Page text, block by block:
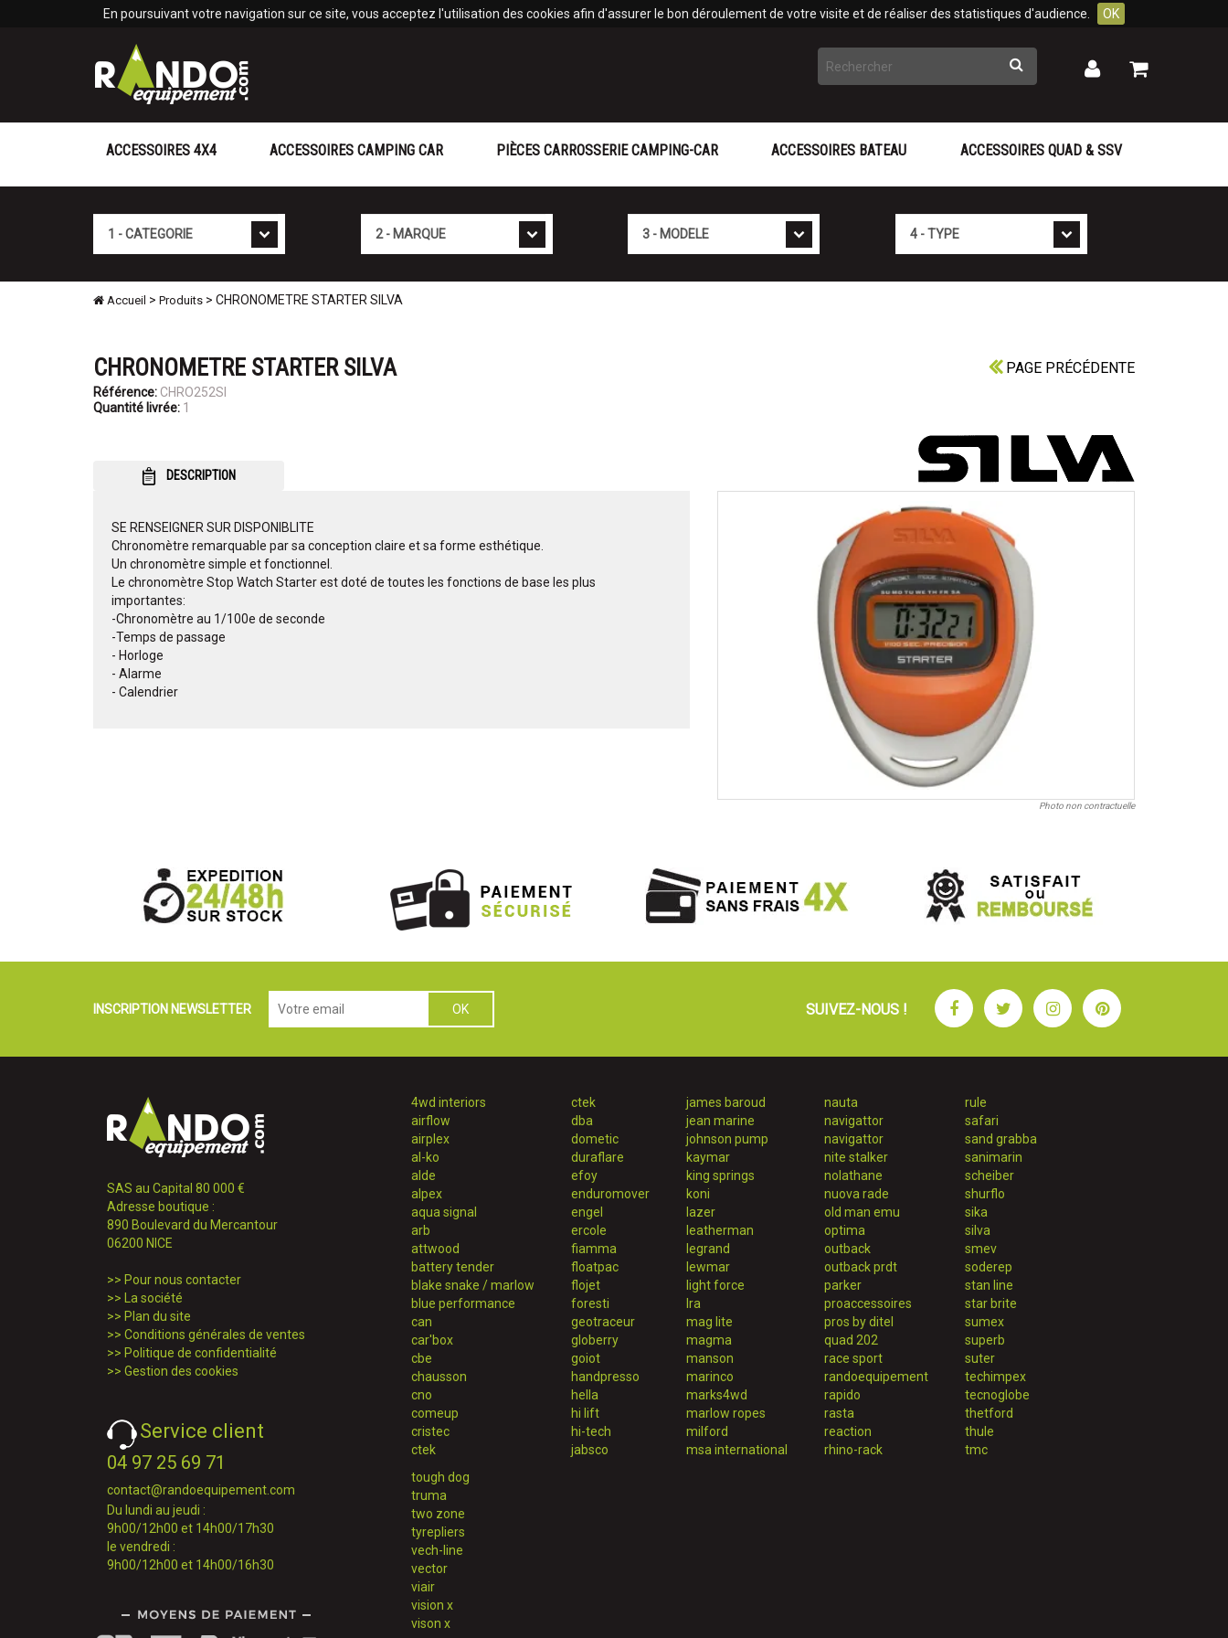
En poursuivant votre navigation sur ce site, vous acceptez l'utilisation des cookies afin d'assurer le bon déroulement de votre visite et de réaliser des statistiques d'audience. OK
Rechercher Mon
Mon
ACCESSOIRES 4X4 ACCESSOIRES CAMPING CAR PIÈCES CARROSSERIE CAMPING-CAR ACCESSOIRES BATEAU ACCESSOIRES QUAD & SSV
Accueil > Produits > CHRONOMETRE STARTER SILVA
PAGE PRÉCÉDENTE
CHRONOMETRE STARTER SILVA
Référence: CHRO252SI
Quantité livrée: 1
DESCRIPTION
SE RENSEIGNER SUR DISPONIBLITE
Chronomètre remarquable par sa conception claire et sa forme esthétique.
Un chronomètre simple et fonctionnel.
Le chronomètre Stop Watch Starter est doté de toutes les fonctions de base les plus
importantes:
-Chronomètre au 1/100e de seconde
-Temps de passage
- Horloge
- Alarme
- Calendrier
Photo non contractuelle
INSCRIPTION NEWSLETTER SUIVEZ-NOUS ! FacebookTwitterInstagramPinterest
SAS au Capital 80 000 €
Adresse boutique :
890 Boulevard du Mercantour
06200 NICE
>> Pour nous contacter
>>
La société
>> Plan du site
>> Conditions générales de ventes
>> Politique de confidentialité
>> Gestion des cookies
Service client
04 97 25 69 71
contact@randoequipement.com
Du lundi au jeudi :
9h00/12h00 et 14h00/17h30
le vendredi :
9h00/12h00 et 14h00/16h30
4wd interiors
airflow
airplex
al-ko
alde
alpex
aqua signal
arb
attwood
battery tender
blake snake / marlow
blue performance
can
car'box
cbe
chausson
cno
comeup
cristec
ctek
ctek
dba
dometic
duraflare
efoy
enduromover
engel
ercole
fiamma
floatpac
flojet
foresti
geotraceur
globerry
goiot
handpresso
hella
hi lift
hi-tech
jabsco
james baroud
jean marine
johnson pump
kaymar
king springs
koni
lazer
leatherman
legrand
lewmar
light force
lra
mag lite
magma
manson
marinco
marks4wd
marlow ropes
milford
msa international
nauta
navigattor
navigattor
nite stalker
nolathane
nuova rade
old man emu
optima
outback
outback prdt
parker
proaccessoires
pros by ditel
quad 202
race sport
randoequipement
rapido
rasta
reaction
rhino-rack
rule
safari
sand grabba
sanimarin
scheiber
shurflo
sika
silva
smev
soderep
stan line
star brite
sumex
superb
suter
techimpex
tecnoglobe
thetford
thule
tmc
tough dog
truma
two zone
tyrepliers
vech-line
vector
viair
vision x
vison x
Panneau de gestion des cookies